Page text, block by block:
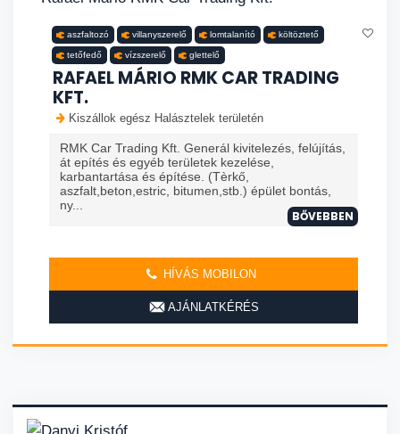
aszfaltozó villanyszerelő lomtalanító költöztető
tetőfedő vízszerelő glettelő
RAFAEL MÁRIO RMK CAR TRADING
KFT.
Kiszállok egész Halásztelek területén
RMK Car Trading Kft. Generál kivitelezés, felújítás,
át epítés és egyéb területek kezelése,
karbantartása és építése. (Tèrkő,
aszfalt,beton,estric, bitumen,stb.) épület bontás,
ny...
BŐVEBBEN
HÍVÁS MOBILON
AJÁNLATKÉRÉS